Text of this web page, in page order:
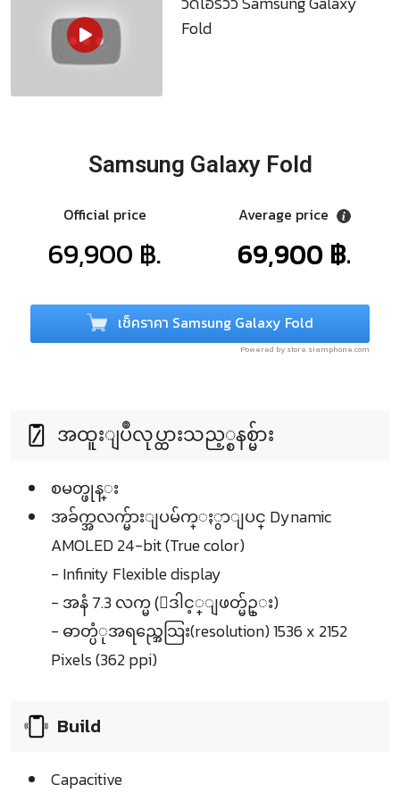
Fold
Samsung Galaxy Fold
Official price
69,900 ฿.
Average price
69,900 ฿.
เช็คราคา Samsung Galaxy Fold
Powered by store.siamphone.com
အထူးျပဳလုပ္ထားသည့္စနစ္မ်ား
စမတ္ဖုန္း
အခ်က္အလက္မ်ားျပမ်က္ႏွာျပင္ Dynamic
AMOLED 24-bit (True color)
- Infinity Flexible display
- အနံ 7.3 လက္မ (ေဒါင့္ျဖတ္မ်ဥ္း)
- ဓာတ္ပံုအရည္အေသြး(resolution) 1536 x 2152
Pixels (362 ppi)
Build
Capacitive